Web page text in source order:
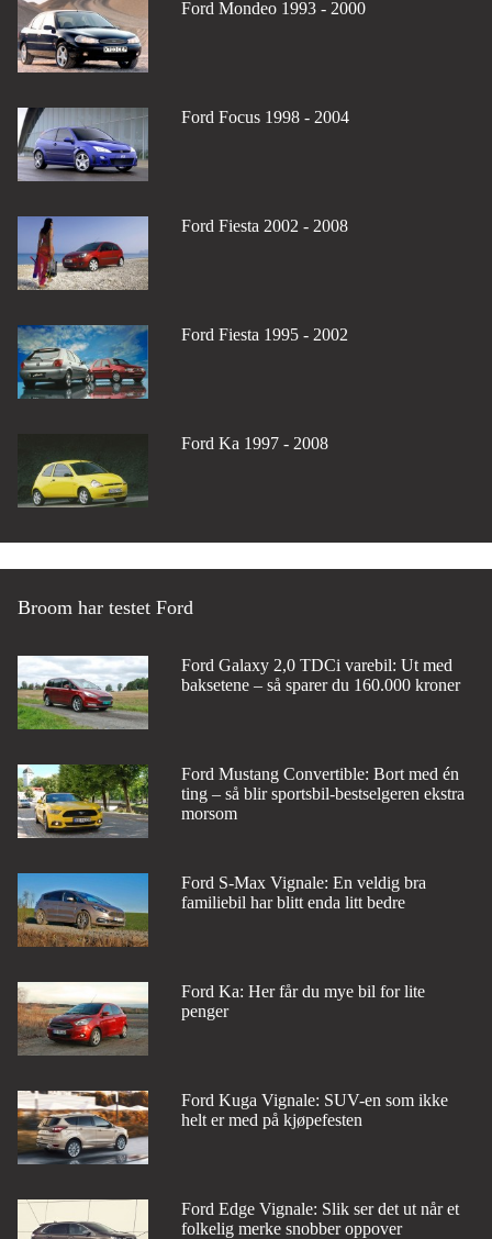
Ford Mondeo 1993 - 2000
Ford Focus 1998 - 2004
Ford Fiesta 2002 - 2008
Ford Fiesta 1995 - 2002
Ford Ka 1997 - 2008
Broom har testet Ford
Ford Galaxy 2,0 TDCi varebil: Ut med
baksetene – så sparer du 160.000 kroner
Ford Mustang Convertible: Bort med én
ting – så blir sportsbil-bestselgeren ekstra
morsom
Ford S-Max Vignale: En veldig bra
familiebil har blitt enda litt bedre
Ford Ka: Her får du mye bil for lite
penger
Ford Kuga Vignale: SUV-en som ikke
helt er med på kjøpefesten
Ford Edge Vignale: Slik ser det ut når et
folkelig merke snobber oppover